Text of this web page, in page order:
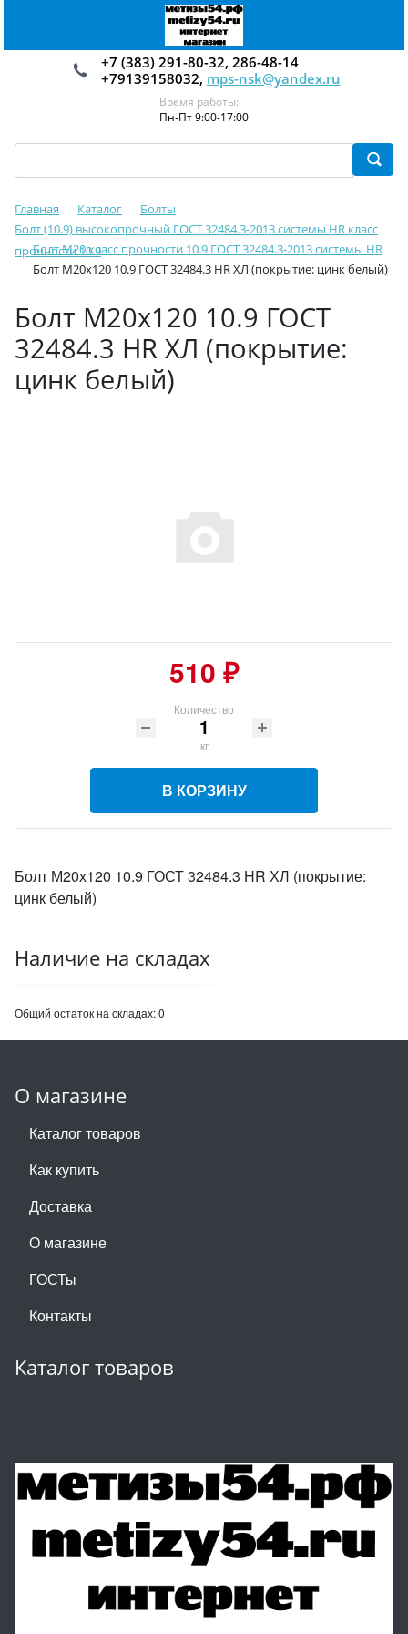
+7 (383) 291-80-32, 286-48-14
+79139158032, mps-nsk@yandex.ru
Время работы:
Пн-Пт 9:00-17:00
Главная Каталог
Болты
Болт (10.9) высокопрочный ГОСТ 32484.3-2013 системы HR класс
прочности 10.9
Болт М20 класс прочности 10.9 ГОСТ 32484.3-2013 системы HR
Болт М20х120 10.9 ГОСТ 32484.3 HR ХЛ (покрытие: цинк белый)
Болт М20х120 10.9 ГОСТ
32484.3 HR ХЛ (покрытие:
цинк белый)
510 ₽
Количество
кг
В КОРЗИНУ
Болт М20х120 10.9 ГОСТ 32484.3 HR ХЛ (покрытие:
цинк белый)
Наличие на складах
Общий остаток на складах:0
О магазине
Каталог товаров
Как купить
Доставка
О магазине
ГОСТы
Контакты
Каталог товаров